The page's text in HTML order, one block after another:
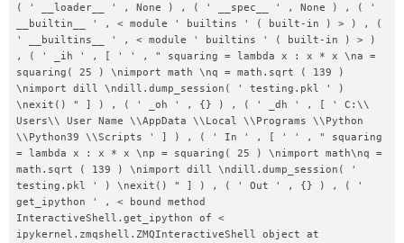
( ' __loader__ ' , None ) , ( ' __spec__ ' , None ) , ( '
__builtin__ ' , < module ' builtins ' ( built-in ) > ) , (
' __builtins__ ' , < module ' builtins ' ( built-in ) > )
, ( ' _ih ' , [ ' ' , " squaring = lambda x : x * x \na =
squaring( 25 ) \nimport math \nq = math.sqrt ( 139 )
\nimport dill \ndill.dump_session( ' testing.pkl ' )
\nexit() " ] ) , ( ' _oh ' , {} ) , ( ' _dh ' , [ ' C:\\
Users\\ User Name \\AppData \\Local \\Programs \\Python
\\Python39 \\Scripts ' ] ) , ( ' In ' , [ ' ' , " squaring
= lambda x : x * x \np = squaring( 25 ) \nimport math\nq =
math.sqrt ( 139 ) \nimport dill \ndill.dump_session( '
testing.pkl ' ) \nexit() " ] ) , ( ' Out ' , {} ) , ( '
get_ipython ' , < bound method
InteractiveShell.get_ipython of <
ipykernel.zmqshell.ZMQInteractiveShell object at